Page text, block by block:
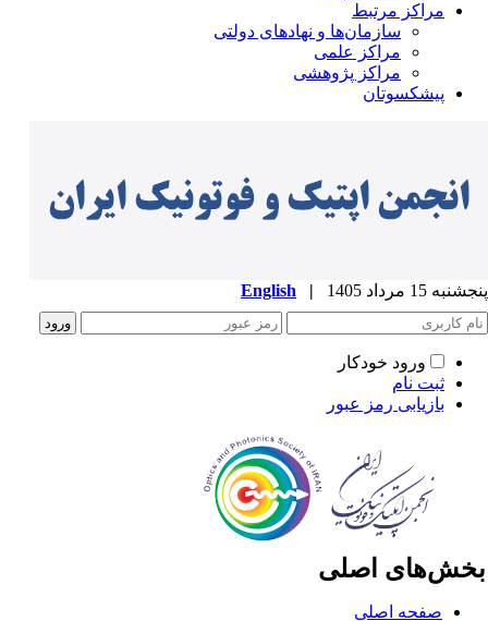
مراکز مرتبط
سازمان‌ها و نهادهای دولتی
مراکز علمی
مراکز پژوهشی
پیشکسوتان
15 مرداد 1405 |
English
ورود خودکار
ثبت نام
بازیابی رمز عبور
اصلی
صفحه اصلی